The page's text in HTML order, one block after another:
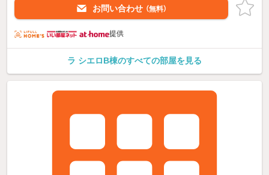
お問い合わせ （無料）
提供
ラ シエロB棟のすべての部屋を見る